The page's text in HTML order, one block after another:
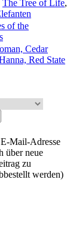
The Tree of Life,
of the
Cedar
Red State
Mail-Adresse
über neue
zu
werden)